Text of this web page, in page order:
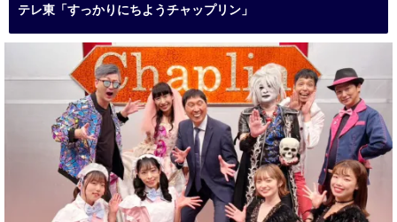
テレ東「すっかりにちようチャップリン」